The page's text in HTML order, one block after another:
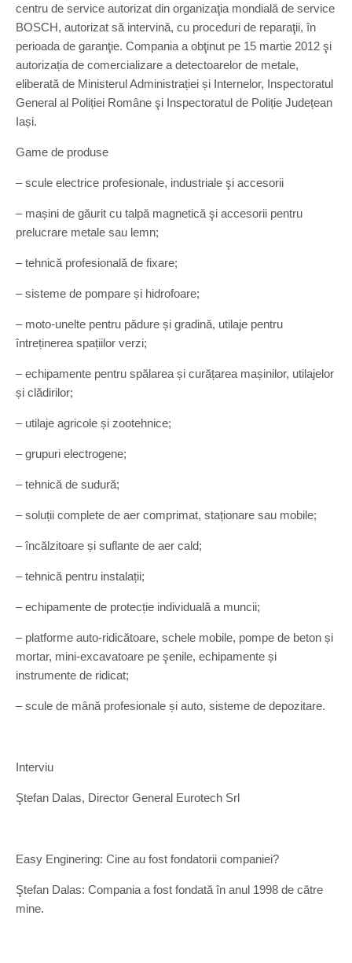
centru de service autorizat din organizaţia mondială de service
BOSCH, autorizat să intervină, cu proceduri de reparaţii, în
perioada de garanţie. Compania a obţinut pe 15 martie 2012 şi
autorizația de comercializare a detectoarelor de metale,
eliberată de Ministerul Administrației și Internelor, Inspectoratul
General al Poliției Române şi Inspectoratul de Poliție Județean
Iași.
Game de produse
– scule electrice profesionale, industriale şi accesorii
– mașini de găurit cu talpă magnetică şi accesorii pentru
prelucrare metale sau lemn;
– tehnică profesională de fixare;
– sisteme de pompare și hidrofoare;
– moto-unelte pentru pădure și gradină, utilaje pentru
întreținerea spațiilor verzi;
– echipamente pentru spălarea și curățarea mașinilor, utilajelor
și clădirilor;
– utilaje agricole și zootehnice;
– grupuri electrogene;
– tehnică de sudură;
– soluții complete de aer comprimat, staționare sau mobile;
– încălzitoare și suflante de aer cald;
– tehnică pentru instalații;
– echipamente de protecție individuală a muncii;
– platforme auto-ridicătoare, schele mobile, pompe de beton și
mortar, mini-excavatoare pe şenile, echipamente și
instrumente de ridicat;
– scule de mână profesionale și auto, sisteme de depozitare.
Interviu
Ştefan Dalas, Director General Eurotech Srl
Easy Enginering: Cine au fost fondatorii companiei?
Ştefan Dalas: Compania a fost fondată în anul 1998 de către
mine.